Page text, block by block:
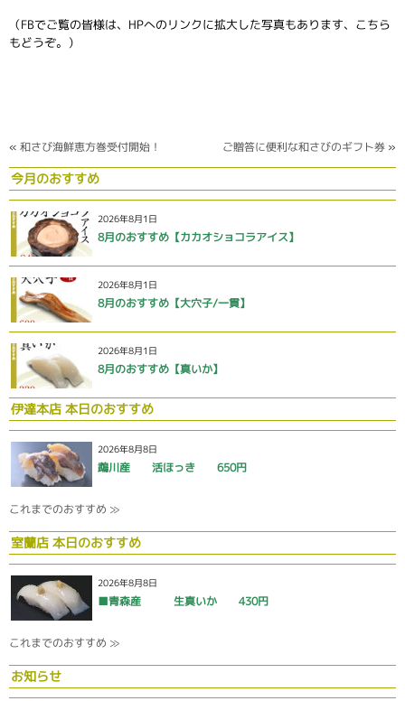
（FBでご覧の皆様は、HPへのリンクに拡大した写真もあります、こちら
もどうぞ。）
« 和さび海鮮恵方巻受付開始！ ご贈答に便利な和さびのギフト券 »
今月のおすすめ
2026年8月1日
8月のおすすめ【カカオショコラアイス】
2026年8月1日
8月のおすすめ【大穴子/一貫】
2026年8月1日
8月のおすすめ【真いか】
伊達本店 本日のおすすめ
2026年8月8日
鵡川産 活ほっき 650円
これまでのおすすめ ≫
室蘭店 本日のおすすめ
2026年8月8日
■青森産 生真いか 430円
これまでのおすすめ ≫
お知らせ